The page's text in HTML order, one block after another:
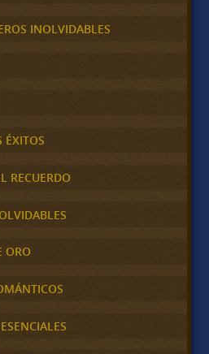
INOLVIDABLES
ÉXITOS
RECUERDO
ORO